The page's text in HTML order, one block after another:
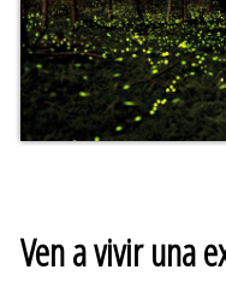
Ven a vivir una